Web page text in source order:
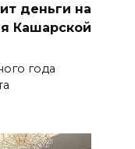
деньги на
Кашарской
года